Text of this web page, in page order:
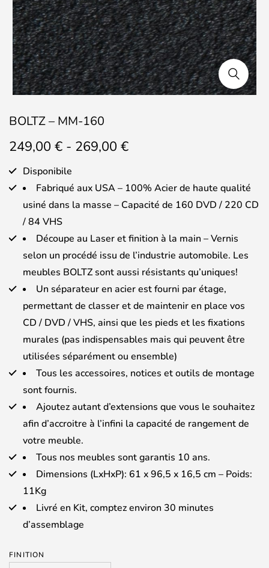
BOLTZ – MM-160
249,00 € - 269,00 €Fascia
da
249,00 €
a
Disponibile
Fabriqué aux USA – 100% Acier de haute qualité
usiné dans la masse – Capacité de 160 DVD / 220 CD
/ 84 VHS
Découpe au Laser et finition à la main – Vernis
selon un procédé issu de l’industrie automobile. Les
meubles BOLTZ sont aussi résistants qu’uniques!
Un séparateur en acier est fourni par étage,
permettant de classer et de maintenir en place vos
CD / DVD / VHS, ainsi que les pieds et les fixations
murales (pas indispensables mais qui peuvent être
utilisées séparément ou ensemble)
Tous les accessoires, notices et outils de montage
sont fournis.
Ajoutez autant d’extensions que vous le souhaitez
afin d’accroitre à l’infini la capacité de rangement de
votre meuble.
Tous nos meubles sont garantis 10 ans.
Dimensions (LxHxP): 61 x 96,5 x 16,5 cm – Poids:
11Kg
Livré en Kit, comptez environ 30 minutes
d’assemblage
FINITION